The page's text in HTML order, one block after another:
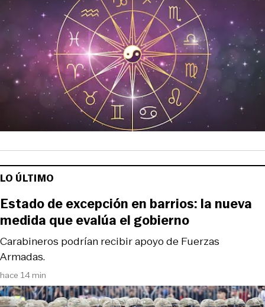
LO ÚLTIMO
hace 14 min
Carabineros podrían recibir apoyo de Fuerzas
Armadas.
Estado de excepción en barrios: la nueva
medida que evalúa el gobierno